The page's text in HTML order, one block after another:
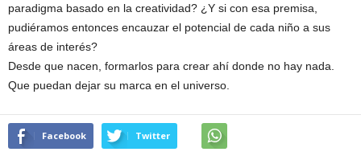
paradigma basado en la creatividad? ¿Y si con esa premisa,
pudiéramos entonces encauzar el potencial de cada niño a sus
áreas de interés?
Desde que nacen, formarlos para crear ahí donde no hay nada.
Que puedan dejar su marca en el universo.
Facebook Twitter